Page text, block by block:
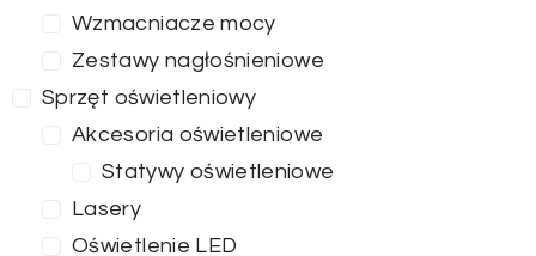
Wzmacniacze mocy
Zestawy nagłośnieniowe
Sprzęt oświetleniowy
Akcesoria oświetleniowe
Statywy oświetleniowe
Lasery
Oświetlenie LED